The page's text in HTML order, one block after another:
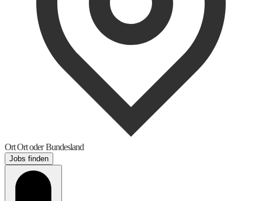
OrtOrt oder Bundesland
Jobs finden